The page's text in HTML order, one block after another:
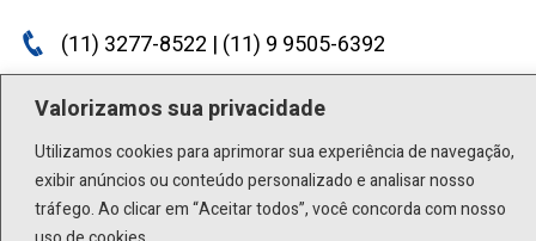
Valorizamos sua privacidade
Utilizamos cookies para aprimorar sua experiência de navegação,
exibir anúncios ou conteúdo personalizado e analisar nosso
tráfego. Ao clicar em “Aceitar todos”, você concorda com nosso
(11) 3277-8522 | (11) 9 9505-6392
Social